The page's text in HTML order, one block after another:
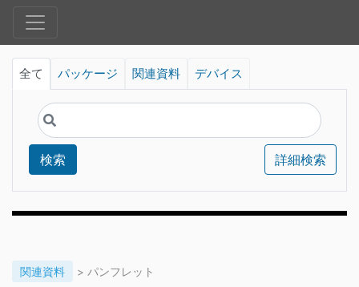
全て パッケージ 関連資料 デバイス
検索 詳細検索
関連資料 > パンフレット